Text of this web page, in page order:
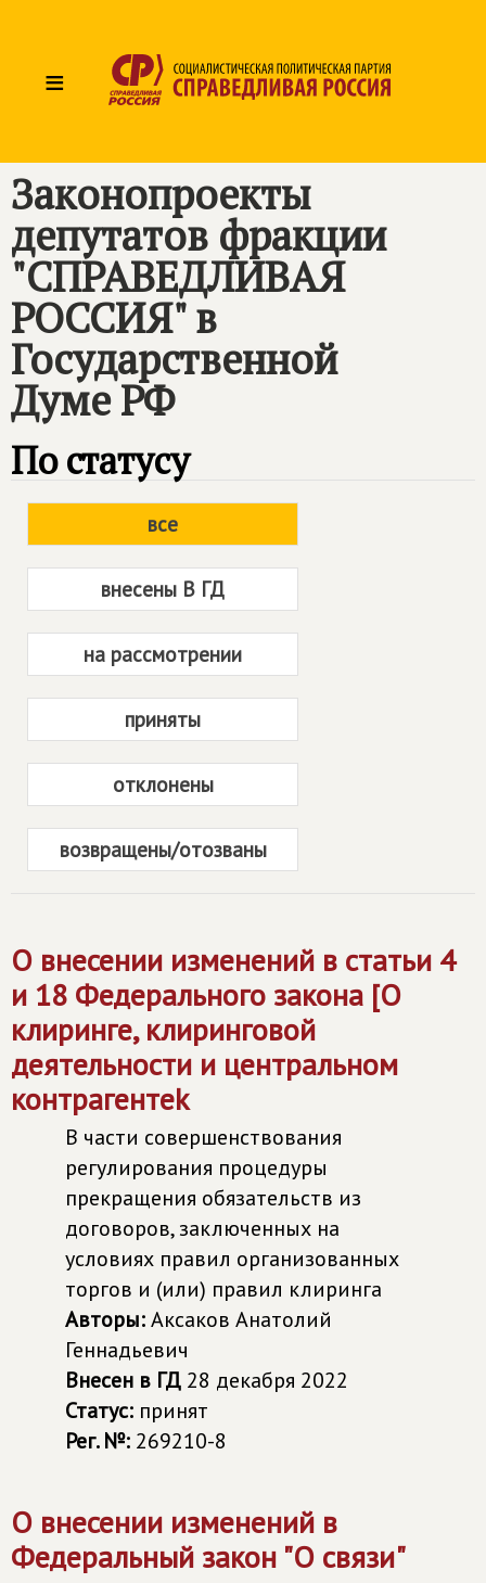
≡
Законопроекты
депутатов фракции
"СПРАВЕДЛИВАЯ
РОССИЯ" в
Государственной
Думе РФ
По статусу
все
внесены В ГД
на рассмотрении
приняты
отклонены
возвращены/отозваны
О внесении изменений в статьи 4
и 18 Федерального закона [О
клиринге, клиринговой
деятельности и центральном
контрагентеk
В части совершенствования
регулирования процедуры
прекращения обязательств из
договоров, заключенных на
условиях правил организованных
торгов и (или) правил клиринга
Авторы:Аксаков Анатолий
Геннадьевич
Внесен в ГД 28 декабря 2022
Статус: принят
Рег. №: 269210-8
О внесении изменений в
Федеральный закон "О связи"